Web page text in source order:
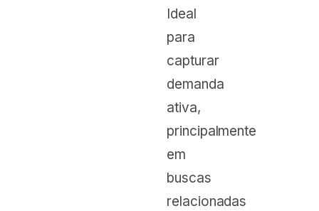
Ideal
para
capturar
demanda
ativa,
principalmente
em
buscas
relacionadas